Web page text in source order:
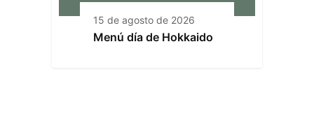
15 de agosto de 2026
Menú día de Hokkaido